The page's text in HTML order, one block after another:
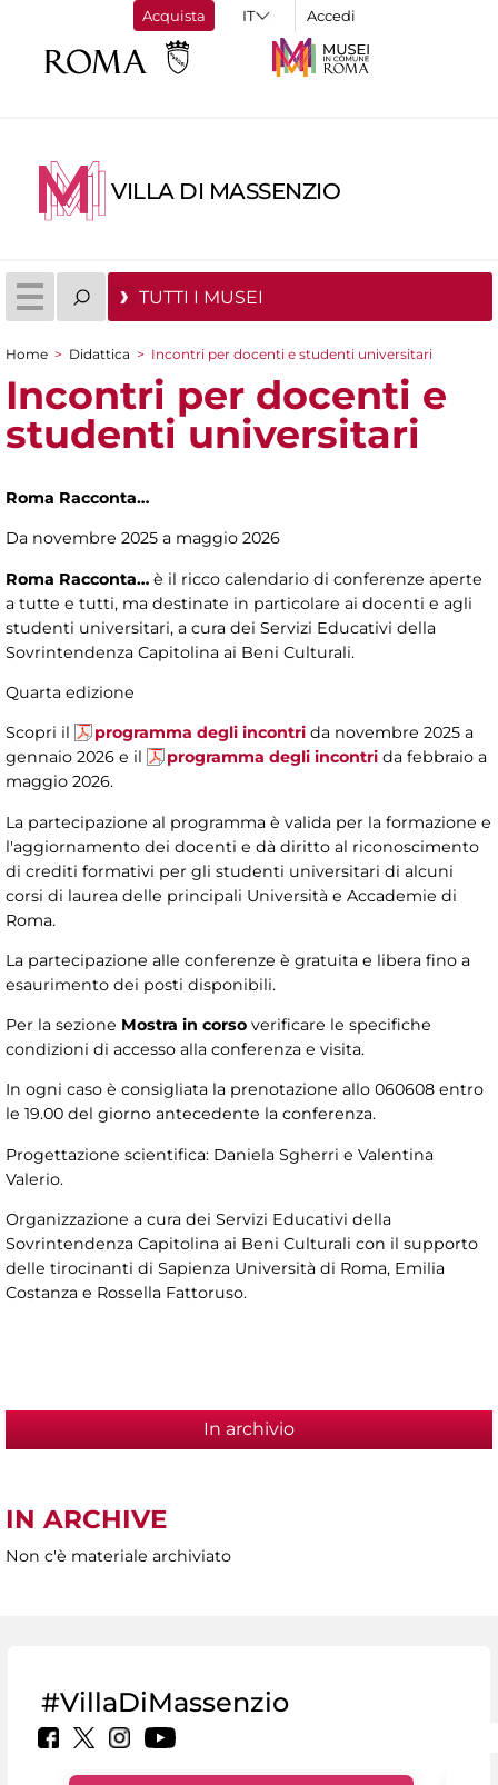
Acquista Accedi
VILLA DI MASSENZIO
TUTTI I MUSEI
Tu sei qui
Home > Didattica > Incontri per docenti e studenti universitari
Incontri per docenti e
studenti universitari
Roma Racconta…
Da novembre 2025 a maggio 2026
Roma Racconta… è il ricco calendario di conferenze aperte
a tutte e tutti, ma destinate in particolare ai docenti e agli
studenti universitari, a cura dei Servizi Educativi della
Sovrintendenza Capitolina ai Beni Culturali.
Quarta edizione
Scopri il programma degli incontri da novembre 2025 a
gennaio 2026 e il
programma degli incontri da febbraio a
maggio 2026.
La partecipazione al programma è valida per la formazione e
l'aggiornamento dei docenti e dà diritto al riconoscimento
di crediti formativi per gli studenti universitari di alcuni
corsi di laurea delle principali Università e Accademie di
Roma.
La partecipazione alle conferenze è gratuita e libera fino a
esaurimento dei posti disponibili.
Per la sezione Mostra in corso verificare le specifiche
condizioni di accesso alla conferenza e visita.
In ogni caso è consigliata la prenotazione allo 060608 entro
le 19.00 del giorno antecedente la conferenza.
Progettazione scientifica: Daniela Sgherri e Valentina
Valerio.
Organizzazione a cura dei Servizi Educativi della
Sovrintendenza Capitolina ai Beni Culturali con il supporto
delle tirocinanti di Sapienza Università di Roma, Emilia
Costanza e Rossella Fattoruso.
In archivio
IN ARCHIVE
Non c'è materiale archiviato
#VillaDiMassenzio